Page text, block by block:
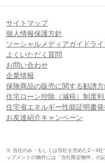
サイトマップ
個人情報保護方針
ソーシャルメディアガイドライ
よくいただく質問
お問い合わせ
企業情報
保険商品の販売に関する勧誘
住宅ローン控除（減税）制度
住宅省エネルギー性能証明書
お友達紹介キャンペーン
※ 当社のみ・もしくは当社を含めた2～3社
ップメントの物件には「当社限定物件」の